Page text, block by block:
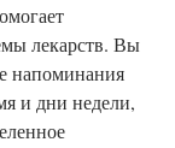
лекарств. Вы
напоминания
и дни недели,